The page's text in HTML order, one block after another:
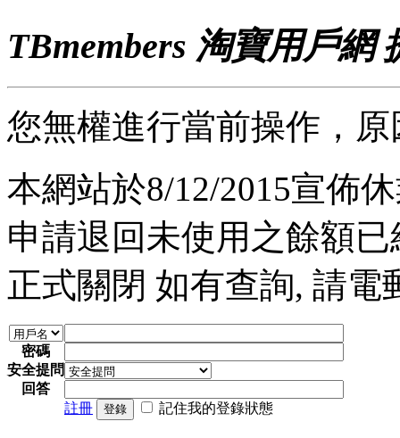
TBmembers 淘寶用戶網
您無權進行當前操作，
本網站於8/12/2015宣佈
申請退回未使用之餘額
正式關閉 如有查詢, 請電
密碼
安全提問
回答
註冊
登錄 記住我的登錄狀態